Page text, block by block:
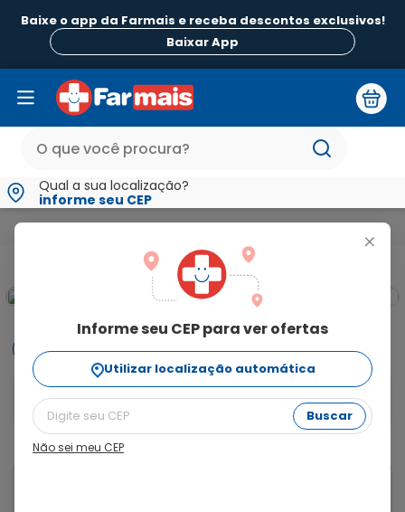
Baixe o app da Farmais e receba descontos exclusivos!
Baixar App
Qual a sua localização?
informe seu CEP
+
Informe seu CEP para ver ofertas
Utilizar localização automática
Buscar
Não sei meu CEP
Pomadas e
Informações
Bepantriz Derma Creme de Uso Dermatológico Bisnaga
7,5ml